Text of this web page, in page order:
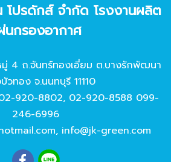
โปรดักส์ จํากัด โรงงานผลิต
นกรองอากาศ
4 ถ.จันทร์ทองเอี่ยม ต.บางรักพัฒนา
วทอง จ.นนทบุรี 11110
920-8802, 02-920-8588 099-
246-6996
, info@jk-green.com